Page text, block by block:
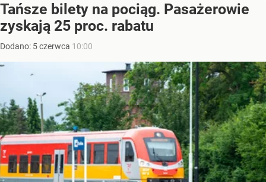
Tańsze bilety na pociąg. Pasażerowie
zyskają 25 proc. rabatu
Dodano: 5czerwca 10:00